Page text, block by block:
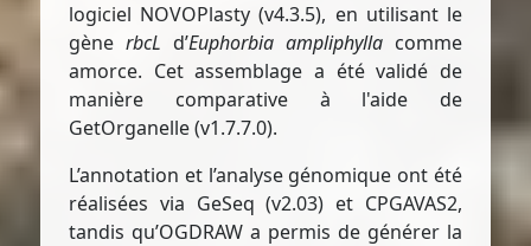
logiciel NOVOPlasty (v4.3.5), en utilisant le
gènerbcL d’Euphorbia ampliphyllacomme
amorce. Cet assemblage a été validé de
manière comparative à l'aide de
GetOrganelle (v1.7.7.0).
L’annotation et l’analyse génomique ont été
réalisées via GeSeq (v2.03) et CPGAVAS2,
tandis qu’OGDRAW a permis de générer la